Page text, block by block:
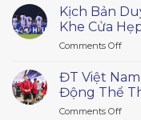
Diện
A
Trước
Trận
Cuối
Kịch Bản
Khe Cửa
Comments Offon
Bản
Duy
Để
ĐT Việt
Động Thể
Comments Offon